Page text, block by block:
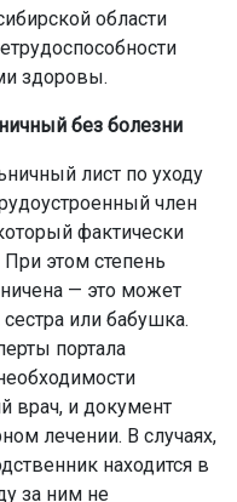
области
здоровы.
без болезни
лист по уходу
член
фактически
этом степень
— это может
или бабушка.
портала
врач, и документ
лечении. В случаях,
находится в
за ним не